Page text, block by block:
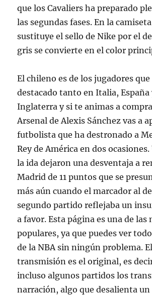
que los Cavaliers ha preparado
las segundas fases. En la
sustituye el sello de Nike por el
gris se convierte en el color
El chileno es de los jugadores
destacado tanto en Italia, España
Inglaterra y si te animas a
Arsenal de Alexis Sánchez vas a
futbolista que ha destronado a
Rey de América en dos
la ida dejaron una desventaja a
Madrid de 11 puntos que se
más aún cuando el marcador al
segundo partido reflejaba un
a favor. Esta página es una de las
populares, ya que puedes ver
de la NBA sin ningún problema.
transmisión es el original, es
incluso algunos partidos los
narración, algo que desalienta un